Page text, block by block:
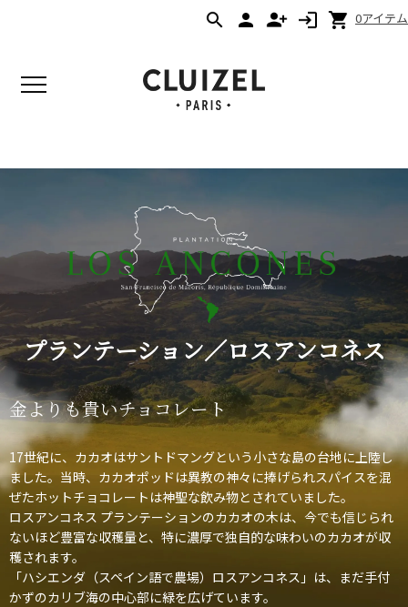
0アイテム
プランテーション／ロスアンコネス
金よりも貴いチョコレート
17世紀に、カカオはサントドマングという小さな島の台地に上陸し
ました。当時、カカオポッドは異教の神々に捧げられスパイスを混
ぜたホットチョコレートは神聖な飲み物とされていました。
ロスアンコネス プランテーションのカカオの木は、今でも信じられ
ないほど豊富な収穫量と、特に濃厚で独自的な味わいのカカオが収
穫されます。
「ハシエンダ（スペイン語で農場）ロスアンコネス」は、まだ手付
かずのカリブ海の中心部に緑を広げています。